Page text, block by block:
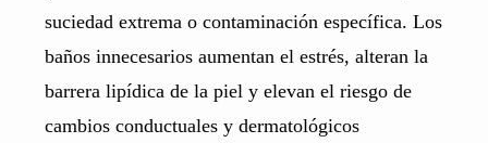
suciedad extrema o contaminación específica. Los
baños innecesarios aumentan el estrés, alteran la
barrera lipídica de la piel y elevan el riesgo de
cambios conductuales y dermatológicos